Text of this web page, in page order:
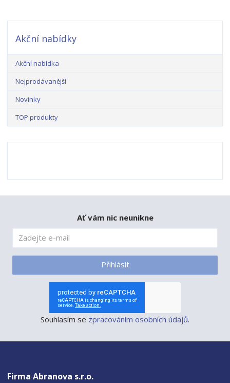
Akční nabídky
Akční nabídka
Nejprodávanější
Novinky
TOP produkty
Ať vám nic neunikne
Přihlásit
Souhlasím se zpracováním osobních údajů.
Firma Abranova s.r.o.